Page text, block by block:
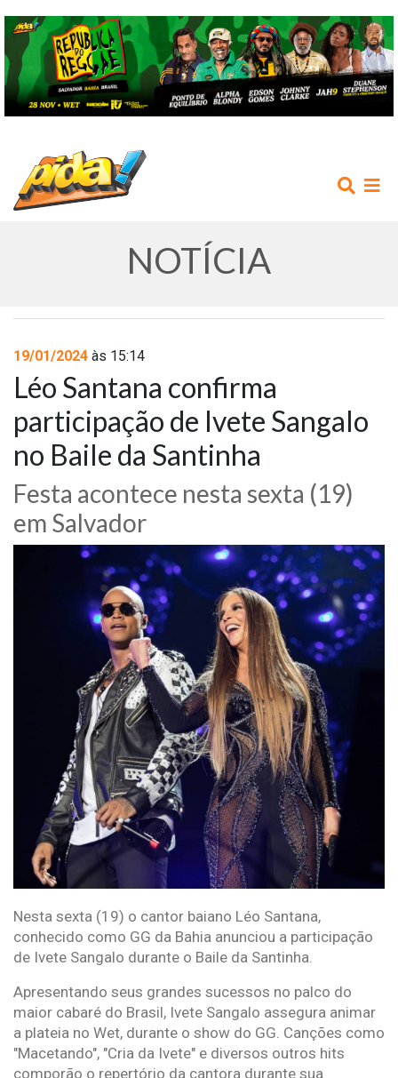
AGENDA
NOTÍCIAS
CONTATO
NOTÍCIA
19/01/2024 às 15:14
Léo Santana confirma
participação de Ivete Sangalo
no Baile da Santinha
Festa acontece nesta sexta (19)
em Salvador
Nesta sexta (19) o cantor baiano Léo Santana,
conhecido como GG da Bahia anunciou a participação
de Ivete Sangalo durante o Baile da Santinha.
Apresentando seus grandes sucessos no palco do
maior cabaré do Brasil, Ivete Sangalo assegura animar
a plateia no Wet, durante o show do GG. Canções como
"Macetando", "Cria da Ivete" e diversos outros hits
comporão o repertório da cantora durante sua